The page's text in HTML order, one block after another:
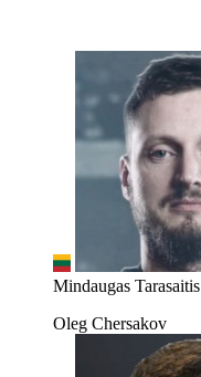
Mindaugas Tarasaitis
Oleg Chersakov